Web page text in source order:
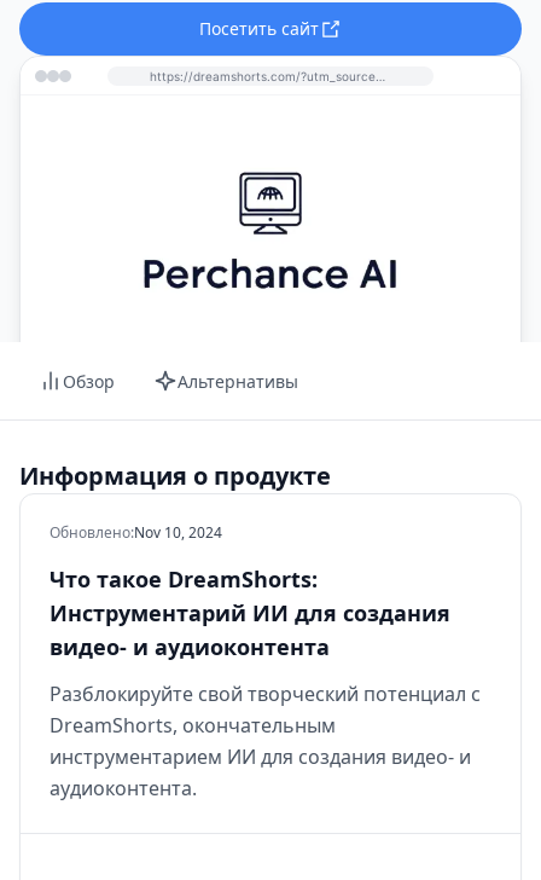
Посетить сайт
Обзор Альтернативы
Информация о продукте
Обновлено:Nov 10, 2024
Что такое DreamShorts:
Инструментарий ИИ для создания
видео- и аудиоконтента
Разблокируйте свой творческий потенциал с
DreamShorts, окончательным
инструментарием ИИ для создания видео- и
аудиоконтента.